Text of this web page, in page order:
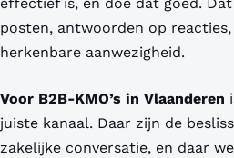
posten, antwoorden op
herkenbare aanwezigheid.
Voor B2B-KMO’s in Vlaanderen
juiste kanaal. Daar zijn de
zakelijke conversatie, en daar